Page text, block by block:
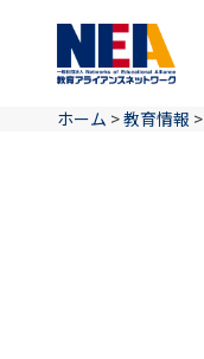
ホーム >教育情報 >